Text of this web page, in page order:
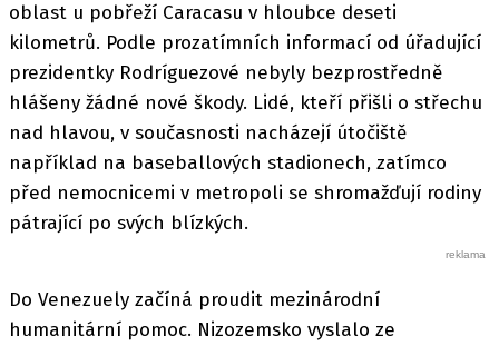
oblast u pobřeží Caracasu v hloubce deseti
kilometrů. Podle prozatímních informací od úřadující
prezidentky Rodríguezové nebyly bezprostředně
hlášeny žádné nové škody. Lidé, kteří přišli o střechu
nad hlavou, v současnosti nacházejí útočiště
například na baseballových stadionech, zatímco
před nemocnicemi v metropoli se shromažďují rodiny
pátrající po svých blízkých.
Do Venezuely začíná proudit mezinárodní
humanitární pomoc. Nizozemsko vyslalo ze